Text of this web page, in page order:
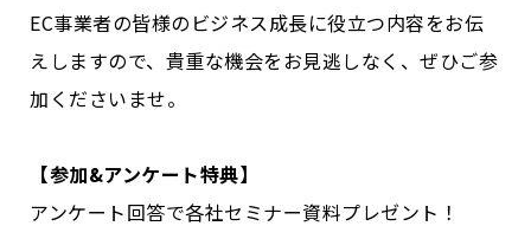
EC事業者の皆様のビジネス成長に役立つ内容をお伝
えしますので、貴重な機会をお見逃しなく、ぜひご参
加くださいませ。
【参加&アンケート特典】
アンケート回答で各社セミナー資料プレゼント！